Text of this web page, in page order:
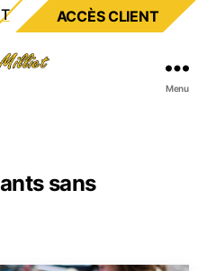
ACCÈS CLIENT
Menu
sans